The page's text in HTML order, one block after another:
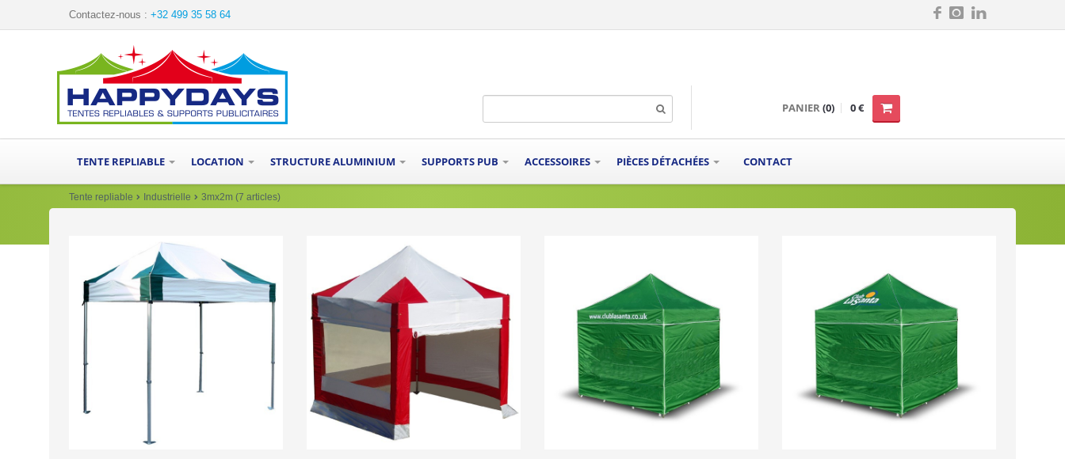
Contactez-nous : +32 499 35 58 64
PANIER(0) 0 €
TENTE REPLIABLE LOCATION STRUCTURE ALUMINIUM SUPPORTS PUB ACCESSOIRES PIÈCES DÉTACHÉES CONTACT
Tente repliable Industrielle 3mx2m (7 articles)